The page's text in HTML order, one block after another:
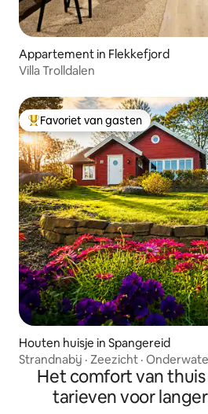
Appartement in Flekkefjord
Villa Trolldalen
Topfavoriet van gasten
Favoriet van gasten
Houten huisje in Spangereid
Strandnabij · Zeezicht ·
Het comfort van
tarieven voor